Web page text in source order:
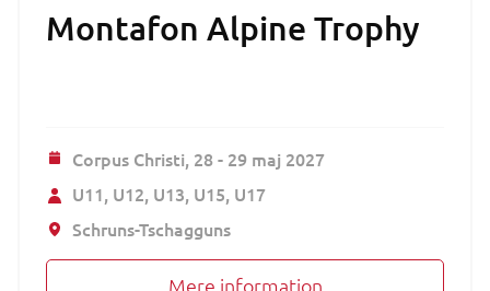
Montafon Alpine Trophy
Corpus Christi, 28 - 29 maj 2027
U11 U12 U13 U15 U17
Schruns-Tschagguns
Mere information